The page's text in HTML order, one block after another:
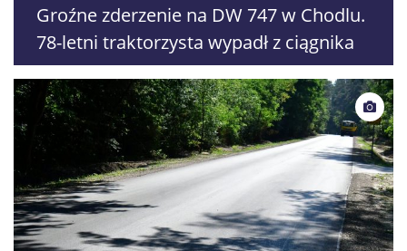
Groźne zderzenie na DW 747 w Chodlu.
78-letni traktorzysta wypadł z ciągnika